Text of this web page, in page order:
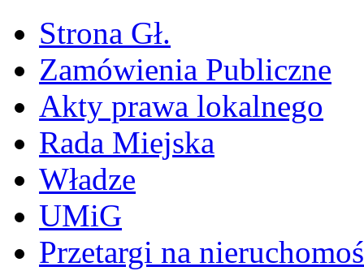
Strona Gł.
Zamówienia Publiczne
Akty prawa lokalnego
Rada Miejska
Władze
UMiG
Przetargi na